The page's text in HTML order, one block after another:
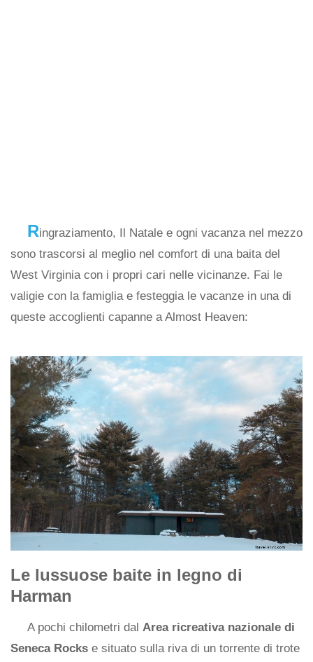
Ringraziamento, Il Natale e ogni vacanza nel mezzo
sono trascorsi al meglio nel comfort di una baita del
West Virginia con i propri cari nelle vicinanze. Fai le
valigie con la famiglia e festeggia le vacanze in una di
queste accoglienti capanne a Almost Heaven:
Le lussuose baite in legno di
Harman
A pochi chilometri dal Area ricreativa nazionale di
Seneca Rocks e situato sulla riva di un torrente di trote